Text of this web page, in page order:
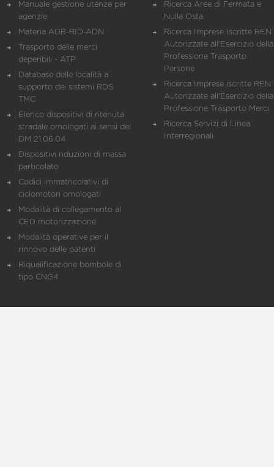
Manuale gestione utenze per
agenzie
Materia ADR-RID-ADN
Trasporto delle merci
deperibili - ATP
Database delle località a
supporto dei sistemi RDS
TMC
Elenco dispositivi di ritenuta
stradale omologati ai sensi del
DM 21.06.04
Dispositivi riduzioni di massa
particolato
Codici immatricolativi di
ciclomotori omologati
Modalità di collegamento al
CED motorizzazione
Modalità operative per il
rinnovo delle patenti
Riqualificazione bombole di
tipo CNG4
Ricerca Aree di Fermata e
Nulla Osta
Ricerca Imprese Iscritte REN
Autorizzate all'Esercizio della
Professione Trasporto
Persone
Ricerca Imprese iscritte REN
Autorizzate all'Esercizio della
Professione Trasporto Merci
Ricerca Servizi di Linea
Interregionali